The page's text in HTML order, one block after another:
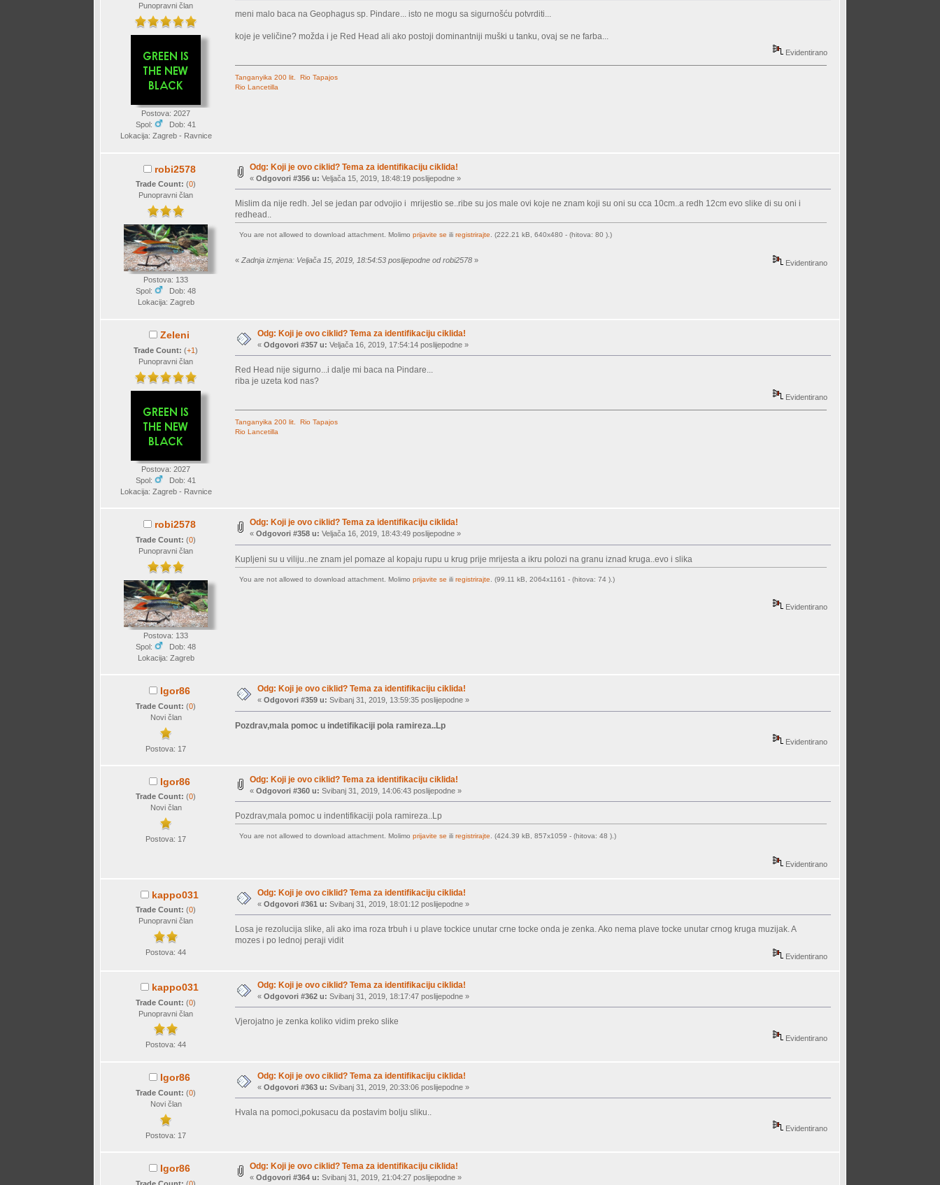
Punopravni član
Postova: 2027
Spol:
Dob: 41
Lokacija: Zagreb - Ravnice
meni malo baca na Geophagus sp. Pindare... isto ne mogu sa sigurnošću potvrditi...
koje je veličine? možda i je Red Head ali ako postoji dominantniji muški u tanku, ovaj se ne farba...
Evidentirano
Tanganyika 200 lit.
Rio Tapajos
Rio Lancetilla
robi2578
Trade Count:(0)
Punopravni član
Postova: 133
Spol:
Dob: 48
Lokacija: Zagreb
Odg: Koji je ovo ciklid? Tema za identifikaciju ciklida!
«Odgovori #356 u: Veljača 15, 2019, 18:48:19 poslijepodne »
Mislim da nije redh. Jel se jedan par odvojio i mrijestio se..ribe su jos male ovi koje ne znam koji su oni su cca 10cm..a redh 12cm evo slike di su oni i
redhead..
You are not allowed to download attachment. Molimo prijavite se ili registrirajte . (222.21 kB, 640x480 - (hitova: 80 ).)
«Zadnja izmjena: Veljača 15, 2019, 18:54:53 poslijepodne od robi2578 » Evidentirano
Zeleni
Trade Count:(+1)
Punopravni član
Postova: 2027
Spol:
Dob: 41
Lokacija: Zagreb - Ravnice
Odg: Koji je ovo ciklid? Tema za identifikaciju ciklida!
«Odgovori #357 u: Veljača 16, 2019, 17:54:14 poslijepodne »
Red Head nije sigurno...i dalje mi baca na Pindare...
riba je uzeta kod nas?
Evidentirano
Tanganyika 200 lit.
Rio Tapajos
Rio Lancetilla
robi2578
Trade Count:(0)
Punopravni član
Postova: 133
Spol:
Dob: 48
Lokacija: Zagreb
Odg: Koji je ovo ciklid? Tema za identifikaciju ciklida!
«Odgovori #358 u: Veljača 16, 2019, 18:43:49 poslijepodne »
Kupljeni su u viliju..ne znam jel pomaze al kopaju rupu u krug prije mrijesta a ikru polozi na granu iznad kruga..evo i slika
You are not allowed to download attachment. Molimo prijavite se ili registrirajte . (99.11 kB, 2064x1161 - (hitova: 74 ).)
Evidentirano
Igor86
Trade Count:(0)
Novi član
Postova: 17
Odg: Koji je ovo ciklid? Tema za identifikaciju ciklida!
«Odgovori #359 u: Svibanj 31, 2019, 13:59:35 poslijepodne »
Pozdrav,mala pomoc u indetifikaciji pola ramireza..Lp
Evidentirano
Igor86
Trade Count:(0)
Novi član
Postova: 17
Odg: Koji je ovo ciklid? Tema za identifikaciju ciklida!
«Odgovori #360 u: Svibanj 31, 2019, 14:06:43 poslijepodne »
Pozdrav,mala pomoc u indentifikaciji pola ramireza..Lp
You are not allowed to download attachment. Molimo prijavite se ili registrirajte. (424.39 kB, 857x1059 - (hitova: 48 ).)
Evidentirano
kappo031
Trade Count:(0)
Punopravni član
Postova: 44
Odg: Koji je ovo ciklid? Tema za identifikaciju ciklida!
«Odgovori #361 u: Svibanj 31, 2019, 18:01:12 poslijepodne »
Losa je rezolucija slike, ali ako ima roza trbuh i u plave tockice unutar crne tocke onda je zenka. Ako nema plave tocke unutar crnog kruga muzijak. A
mozes i po lednoj peraji vidit
Evidentirano
kappo031
Trade Count:(0)
Punopravni član
Postova: 44
Odg: Koji je ovo ciklid? Tema za identifikaciju ciklida!
«Odgovori #362 u: Svibanj 31, 2019, 18:17:47 poslijepodne »
Vjerojatno je zenka koliko vidim preko slike
Evidentirano
Igor86
Trade Count:(0)
Novi član
Postova: 17
Odg: Koji je ovo ciklid? Tema za identifikaciju ciklida!
«Odgovori #363 u: Svibanj 31, 2019, 20:33:06 poslijepodne »
Hvala na pomoci,pokusacu da postavim bolju sliku..
Evidentirano
Igor86 Odg: Koji je ovo ciklid? Tema za identifikaciju ciklida!
«Odgovori #364 u: Svibanj 31, 2019, 21:04:27 poslijepodne »